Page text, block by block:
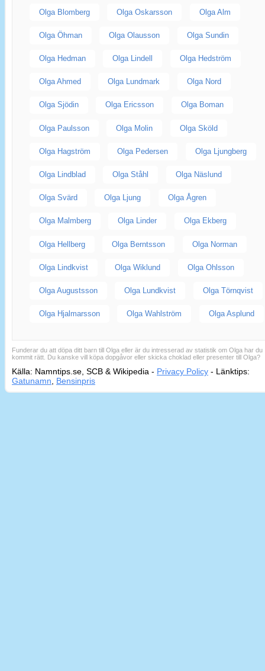
Olga Blomberg Olga Oskarsson Olga Alm
Olga Öhman Olga Olausson Olga Sundin
Olga Hedman Olga Lindell Olga Hedström
Olga Ahmed Olga Lundmark Olga Nord
Olga Sjödin Olga Ericsson Olga Boman
Olga Paulsson Olga Molin Olga Sköld
Olga Hagström Olga Pedersen Olga Ljungberg
Olga Lindblad Olga Ståhl Olga Näslund
Olga Svärd Olga Ljung Olga Ågren
Olga Malmberg Olga Linder Olga Ekberg
Olga Hellberg Olga Berntsson Olga Norman
Olga Lindkvist Olga Wiklund Olga Ohlsson
Olga Augustsson Olga Lundkvist Olga Törnqvist
Olga Hjalmarsson Olga Wahlström Olga Asplund
Funderar du att döpa ditt barn till Olga eller är du intresserad av statistik om Olga har du
kommit rätt. Du kanske vill köpa dopgåvor eller skicka choklad eller presenter till Olga?
Källa: Namntips.se, SCB & Wikipedia - Privacy Policy - Länktips:
Gatunamn
Bensinpris